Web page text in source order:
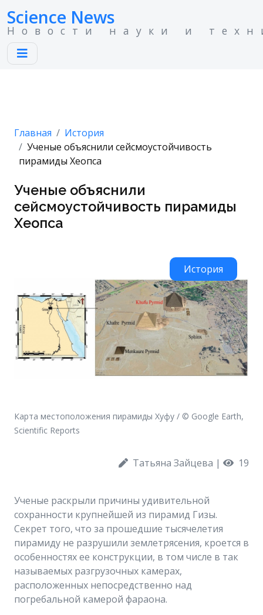
Science News
Новости науки и
Главная
История
Ученые объяснили сейсмоустойчивость
пирамиды Хеопса
Ученые объяснили
сейсмоустойчивость пирамиды
Хеопса
Карта местоположения пирамиды Хуфу / © Google Earth,
Scientific Reports
История
Татьяна Зайцева | 19
Ученые раскрыли причины удивительной
сохранности крупнейшей из пирамид Гизы.
Секрет того, что за прошедшие тысячелетия
пирамиду не разрушили землетрясения, кроется в
особенностях ее конструкции, в том числе в так
называемых разгрузочных камерах,
расположенных непосредственно над
погребальной камерой фараона.